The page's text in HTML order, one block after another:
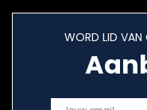
WORD LID VAN